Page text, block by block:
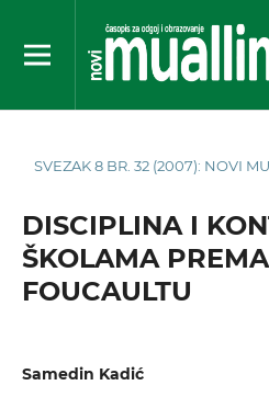
SVEZAK 8 BR. 32 (2007): NOVI
DISCIPLINA I
ŠKOLAMA
FOUCAULTU
Samedin Kadić